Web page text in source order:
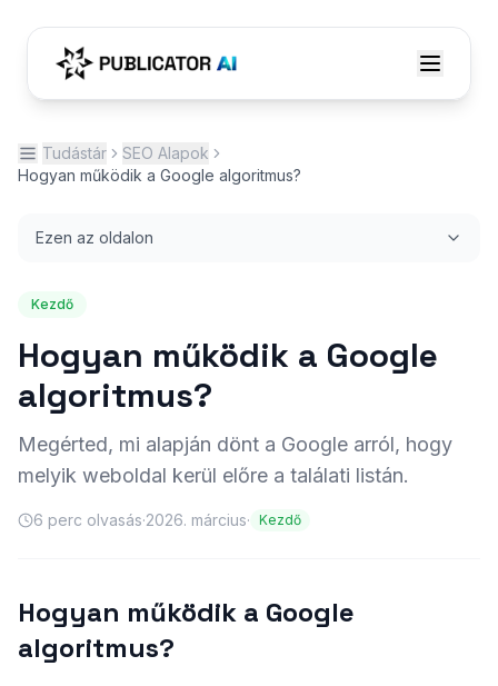
Tudástár
SEO Alapok
Hogyan működik a Google algoritmus?
Ezen az oldalon
Kezdő
Hogyan működik a Google
algoritmus?
Megérted, mi alapján dönt a Google arról, hogy
melyik weboldal kerül előre a találati listán.
6 perc olvasás·2026. március· Kezdő
Hogyan működik a Google
algoritmus?